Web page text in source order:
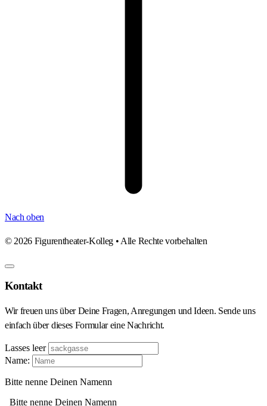
Nach oben
© 2026 Figurentheater-Kolleg • Alle Rechte vorbehalten
Kontakt
Wir freuen uns über Deine Fragen, Anregungen und Ideen. Sende uns
einfach über dieses Formular eine Nachricht.
Lasses leer
Name:
Bitte nenne Deinen Namenn
Bitte nenne Deinen Namenn